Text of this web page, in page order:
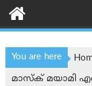
You are here
മാസ്ക് മയാമി